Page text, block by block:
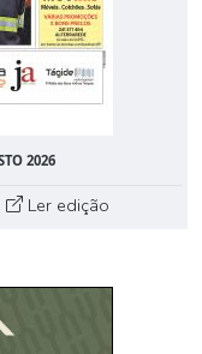
2026
Ler edição